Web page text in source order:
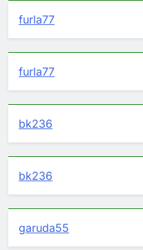
furla77
furla77
bk236
bk236
garuda55